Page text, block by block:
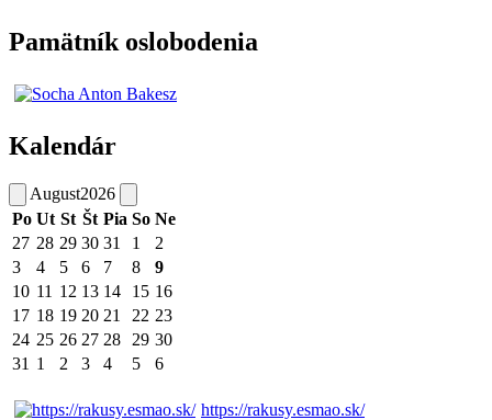
Pamätník oslobodenia
Kalendár
August2026
Po Ut St Št Pia So Ne
27 28 29 30 31 1
2
3
4 5 6 7 8
9
10 11 12 13 14 15 16
17 18 19 20 21 22 23
24 25 26 27 28 29 30
31 1 2 3 4 5 6
https://rakusy.esmao.sk/